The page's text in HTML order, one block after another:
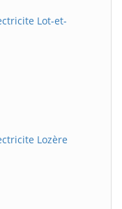
Lot-et-
Lozère